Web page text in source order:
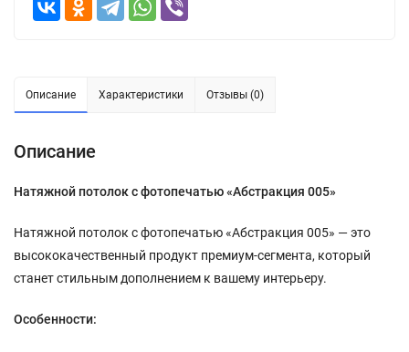
Описание Характеристики Отзывы (0)
Описание
Натяжной потолок с фотопечатью «Абстракция 005»
Натяжной потолок с фотопечатью «Абстракция 005» — это
высококачественный продукт премиум-сегмента, который
станет стильным дополнением к вашему интерьеру.
Особенности: